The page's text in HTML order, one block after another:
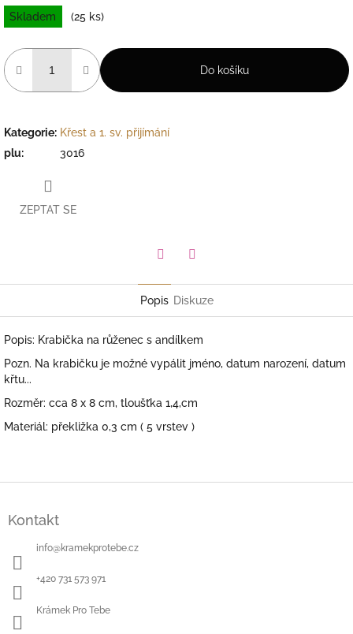
Měrná
cena:
Skladem (25 ks)
Do košíku
Kategorie: Křest a 1. sv. přijímání
plu: 3016
ZEPTAT SE
Popis Diskuze
Popis: Krabička na růženec s andílkem
Pozn. Na krabičku je možné vypálit jméno, datum narození, datum
křtu...
Rozměr: cca 8 x 8 cm, tloušťka 1,4,cm
Materiál: překližka 0,3 cm ( 5 vrstev )
Kontakt
info@kramekprotebe.cz
+420 731 573 971
Krámek Pro Tebe